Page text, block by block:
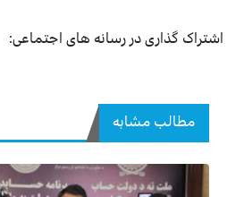
اشتراک گذاری در رسانه های اجتماعی:
مطالب مشابه